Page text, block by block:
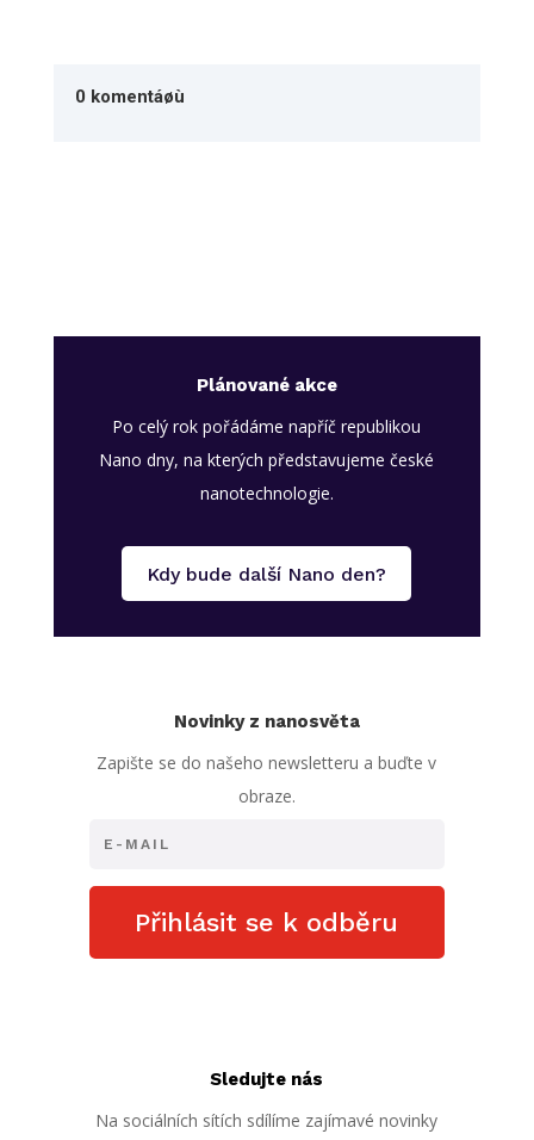
0 komentáøù
Plánované akce
Po celý rok pořádáme napříč republikou
Nano dny, na kterých představujeme české
nanotechnologie.
Kdy bude další Nano den?
Novinky z nanosvěta
Zapište se do našeho newsletteru a buďte v
obraze.
Přihlásit se k odběru
Sledujte nás
Na sociálních sítích sdílíme zajímavé novinky